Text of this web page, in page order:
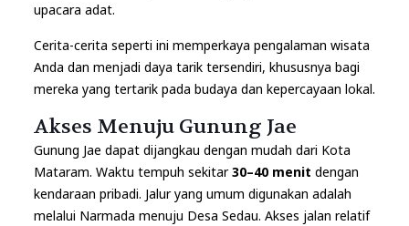
upacara adat.
Cerita-cerita seperti ini memperkaya pengalaman wisata
Anda dan menjadi daya tarik tersendiri, khususnya bagi
mereka yang tertarik pada budaya dan kepercayaan lokal.
Akses Menuju Gunung Jae
Gunung Jae dapat dijangkau dengan mudah dari Kota
Mataram. Waktu tempuh sekitar30–40 menit dengan
kendaraan pribadi. Jalur yang umum digunakan adalah
melalui Narmada menuju Desa Sedau. Akses jalan relatif